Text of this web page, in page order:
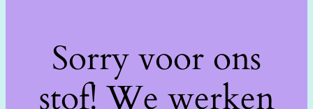
Sorry voor ons
stof! We werken